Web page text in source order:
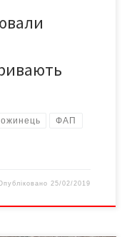
ФАП
25/02/2019